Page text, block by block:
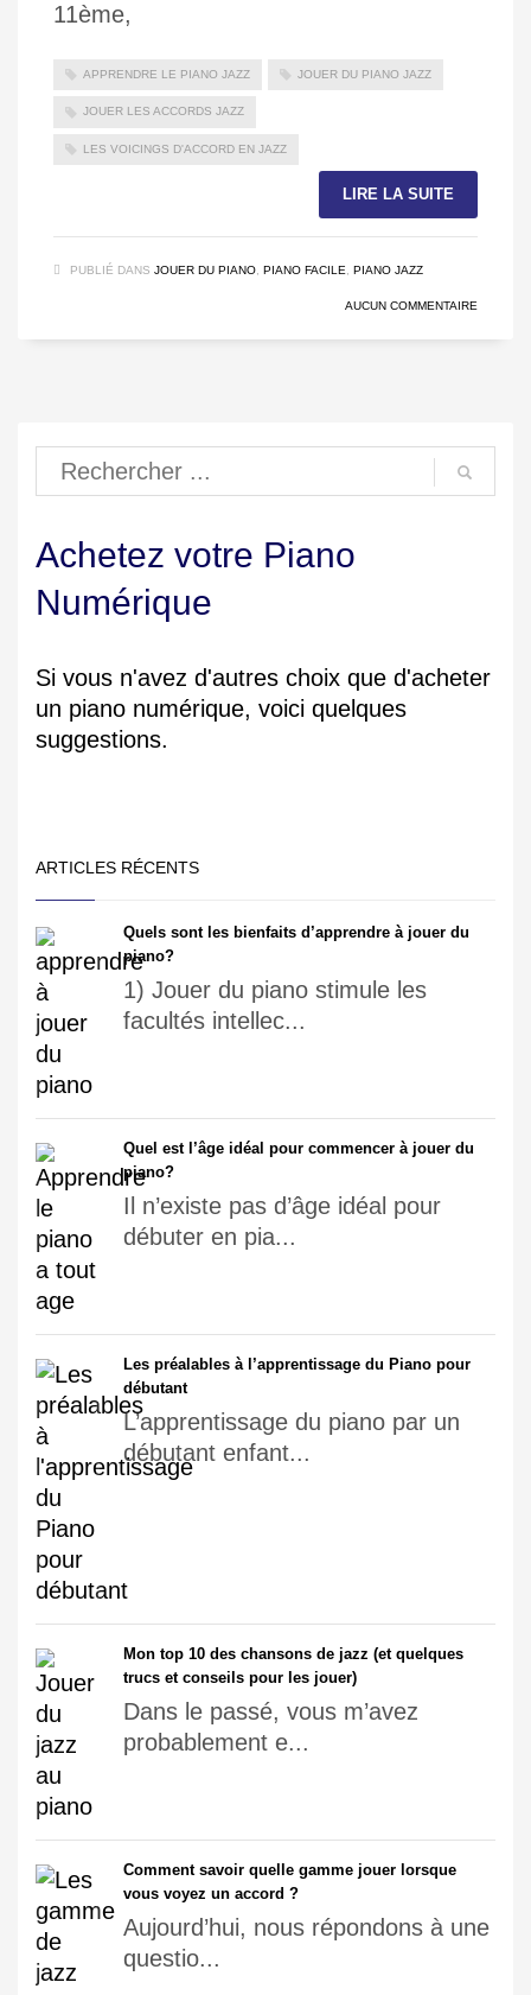
11ème,
APPRENDRE LE PIANO JAZZ JOUER DU PIANO JAZZ
JOUER LES ACCORDS JAZZ
LES VOICINGS D'ACCORD EN JAZZ
LIRE LA SUITE
PUBLIÉ DANS JOUER DU PIANO PIANO FACILE PIANO JAZZ
AUCUN COMMENTAIRE
Achetez votre Piano
Numérique
Si vous n'avez d'autres choix que d'acheter
un piano numérique, voici quelques
suggestions.
ARTICLES RÉCENTS
Quels sont les bienfaits d’apprendre à jouer du
piano?
1) Jouer du piano stimule les
facultés intellec...
Quel est l’âge idéal pour commencer à jouer du
piano?
Il n’existe pas d’âge idéal pour
débuter en pia...
Les préalables à l’apprentissage du Piano pour
débutant
L’apprentissage du piano par un
débutant enfant...
Mon top 10 des chansons de jazz (et quelques
trucs et conseils pour les jouer)
Dans le passé, vous m’avez
probablement e...
Comment savoir quelle gamme jouer lorsque
vous voyez un accord ?
Aujourd’hui, nous répondons à une
questio...